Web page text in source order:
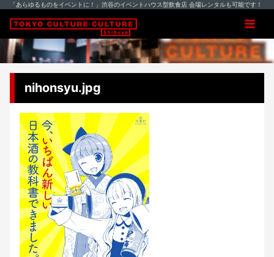
「あらゆるものをイベントに！」渋谷のイベントハウス型飲食店 会場レンタルも可能です！
nihonsyu.jpg